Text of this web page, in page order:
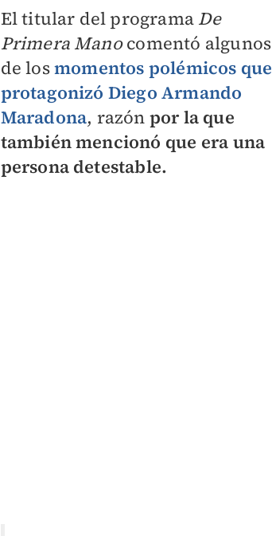
El titular del programa De
Primera Manocomentó algunos
de losmomentos polémicos que
protagonizó Diego Armando
Maradona, razón por la que
también mencionó que era una
persona detestable.